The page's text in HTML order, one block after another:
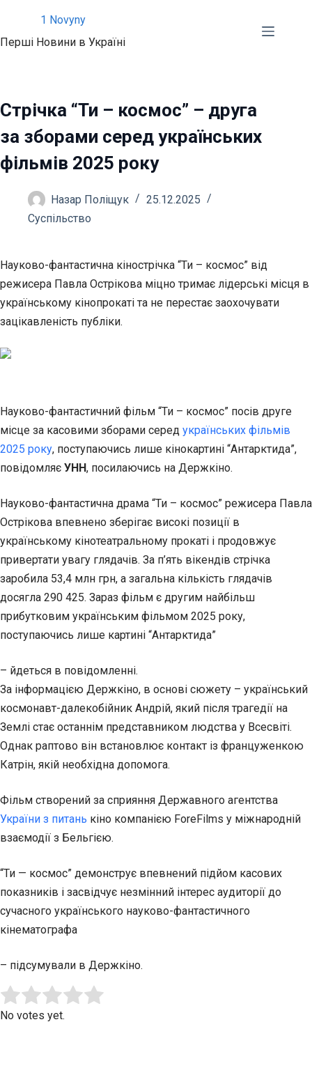
вмісту
1 Novyny
Перші Новини в Україні
Стрічка “Ти – космос” – друга
за зборами серед українських
фільмів 2025 року
Назар Поліщук
25.12.2025
Суспільство
Науково-фантастична кінострічка “Ти – космос” від
режисера Павла Острікова міцно тримає лідерські місця в
українському кінопрокаті та не перестає заохочувати
зацікавленість публіки.
Науково-фантастичний фільм “Ти – космос” посів друге
місце за касовими зборами серед українських фільмів
2025 року, поступаючись лише кінокартині “Антарктида”,
повідомляє УНН, посилаючись на Держкіно.
Науково-фантастична драма “Ти – космос” режисера Павла
Острікова впевнено зберігає високі позиції в
українському кінотеатральному прокаті і продовжує
привертати увагу глядачів. За п’ять вікендів стрічка
заробила 53,4 млн грн, а загальна кількість глядачів
досягла 290 425. Зараз фільм є другим найбільш
прибутковим українським фільмом 2025 року,
поступаючись лише картині “Антарктида”
– йдеться в повідомленні.
За інформацією Держкіно, в основі сюжету – український
космонавт-далекобійник Андрій, який після трагедії на
Землі стає останнім представником людства у Всесвіті.
Однак раптово він встановлює контакт із француженкою
Катрін, якій необхідна допомога.
Фільм створений за сприяння Державного агентства
України з питань кіно компанією ForeFilms у міжнародній
взаємодії з Бельгією.
“Ти — космос” демонструє впевнений підйом касових
показників і засвідчує незмінний інтерес аудиторії до
сучасного українського науково-фантастичного
кінематографа
– підсумували в Держкіно.
Rate this item:
No votes yet.